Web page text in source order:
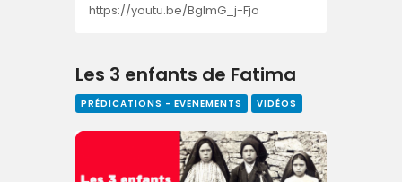
https://youtu.be/BgImG_j-Fjo
Les 3 enfants de Fatima
PRÉDICATIONS - EVENEMENTS VIDÉOS